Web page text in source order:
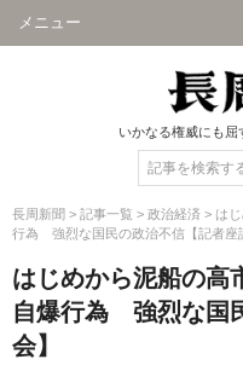
メニュー
いかなる権威にも
長周新聞 > 記事一覧 > 政治経済 > は
行為 強烈な国民の政治不信【記者座
はじめから泥船の
自爆行為 強烈な国
会】